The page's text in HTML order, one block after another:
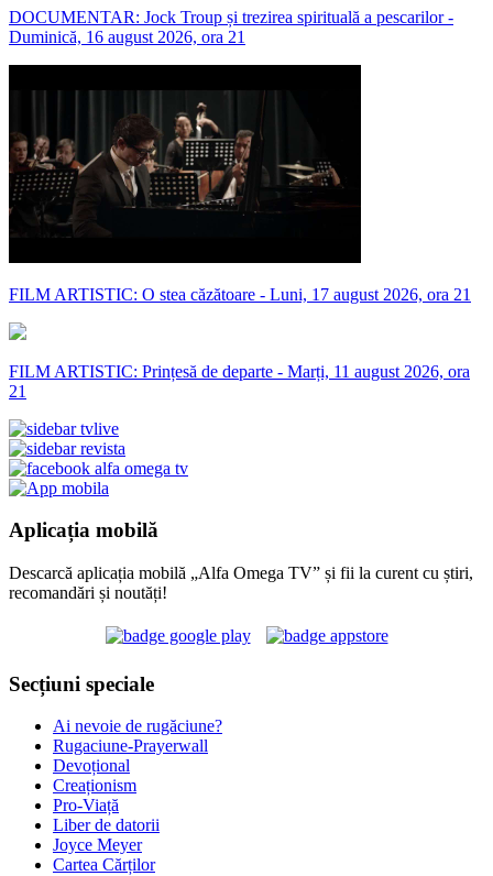
DOCUMENTAR: Jock Troup și trezirea spirituală a pescarilor -
Duminică, 16 august 2026, ora 21
FILM ARTISTIC: O stea căzătoare - Luni, 17 august 2026, ora 21
FILM ARTISTIC: Prințesă de departe - Marți, 11 august 2026, ora
21
Aplicația mobilă
Descarcă aplicația mobilă „Alfa Omega TV” și fii la curent cu știri,
recomandări și noutăți!
Secțiuni speciale
Ai nevoie de rugăciune?
Rugaciune-Prayerwall
Devoțional
Creaționism
Pro-Viață
Liber de datorii
Joyce Meyer
Cartea Cărților